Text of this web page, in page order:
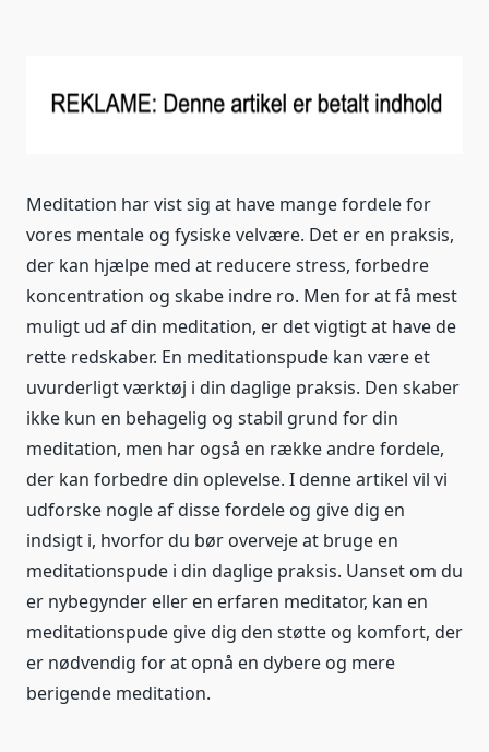
Meditation har vist sig at have mange fordele for
vores mentale og fysiske velvære. Det er en praksis,
der kan hjælpe med at reducere stress, forbedre
koncentration og skabe indre ro. Men for at få mest
muligt ud af din meditation, er det vigtigt at have de
rette redskaber. En meditationspude kan være et
uvurderligt værktøj i din daglige praksis. Den skaber
ikke kun en behagelig og stabil grund for din
meditation, men har også en række andre fordele,
der kan forbedre din oplevelse. I denne artikel vil vi
udforske nogle af disse fordele og give dig en
indsigt i, hvorfor du bør overveje at bruge en
meditationspude i din daglige praksis. Uanset om du
er nybegynder eller en erfaren meditator, kan en
meditationspude give dig den støtte og komfort, der
er nødvendig for at opnå en dybere og mere
berigende meditation.